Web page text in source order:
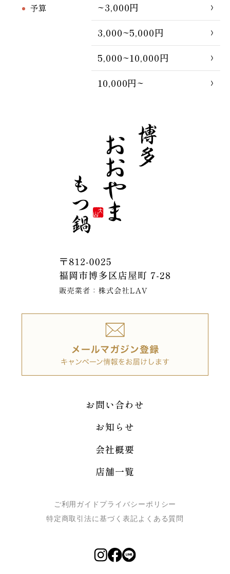
予算
~3,000円
3,000~5,000円
5,000~10,000円
10,000円~
お問い合わせ
お知らせ
会社概要
店舗一覧
ご利用ガイド プライバシーポリシー
特定商取引法に基づく表記よくある質問